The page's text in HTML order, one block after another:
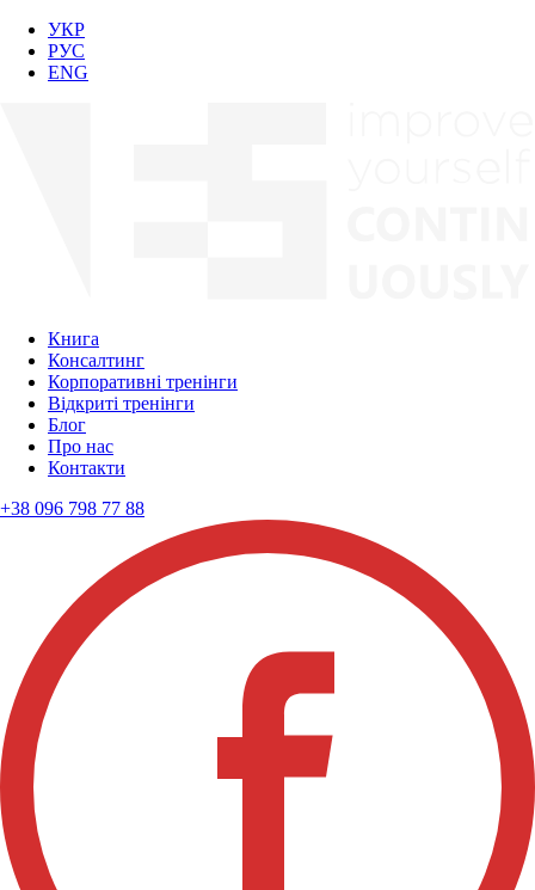
УКР
РУС
ENG
Книга
Консалтинг
Корпоративні тренінги
Відкриті тренінги
Блог
Про нас
Контакти
+38 096 798 77 88